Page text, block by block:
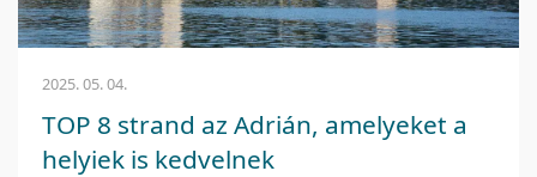
2025. 05. 04.
TOP 8 strand az Adrián, amelyeket a
helyiek is kedvelnek